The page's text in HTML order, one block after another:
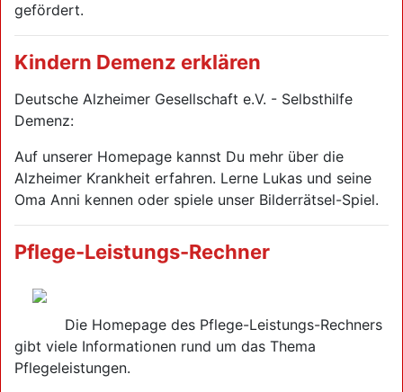
gefördert.
Kindern Demenz erklären
Deutsche Alzheimer Gesellschaft e.V. - Selbsthilfe
Demenz:
Auf unserer Homepage kannst Du mehr über die
Alzheimer Krankheit erfahren. Lerne Lukas und seine
Oma Anni kennen oder spiele unser Bilderrätsel-Spiel.
Pflege-Leistungs-Rechner
Die Homepage des Pflege-Leistungs-Rechners
gibt viele Informationen rund um das Thema
Pflegeleistungen.